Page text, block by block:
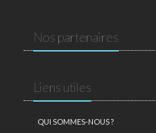
Nos partenaires
Liens utiles
QUI SOMMES-NOUS ?